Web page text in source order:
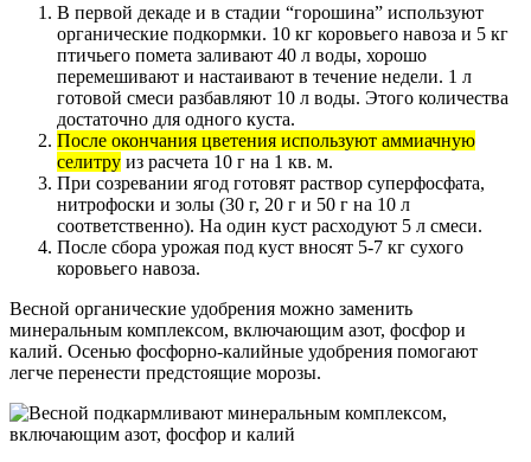
В первой декаде и в стадии “горошина” используют
органические подкормки. 10 кг коровьего навоза и 5 кг
птичьего помета заливают 40 л воды, хорошо
перемешивают и настаивают в течение недели. 1 л
готовой смеси разбавляют 10 л воды. Этого количества
достаточно для одного куста.
После окончания цветения используют аммиачную
селитру из расчета 10 г на 1 кв. м.
При созревании ягод готовят раствор суперфосфата,
нитрофоски и золы (30 г, 20 г и 50 г на 10 л
соответственно). На один куст расходуют 5 л смеси.
После сбора урожая под куст вносят 5-7 кг сухого
коровьего навоза.
Весной органические удобрения можно заменить
минеральным комплексом, включающим азот, фосфор и
калий. Осенью фосфорно-калийные удобрения помогают
легче перенести предстоящие морозы.